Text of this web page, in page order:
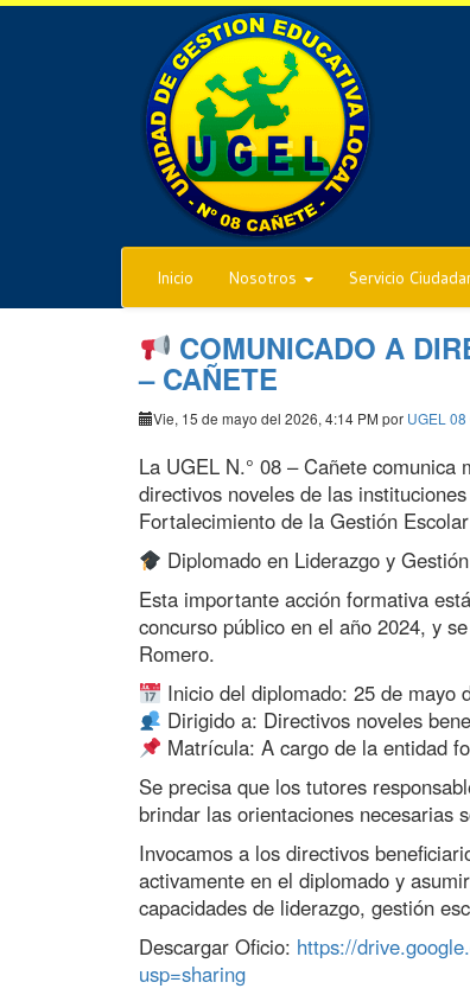
Inicio Nosotros Servicio
COMUNICADO A
– CAÑETE
Vie, 15 de mayo del 2026, 4:14 PM por UGEL
La UGEL N.° 08 – Cañete comunica
directivos noveles de las
Fortalecimiento de la Gestión
Diplomado en Liderazgo y
Esta importante acción formativa
concurso público en el año 2024, y
Romero.
Inicio del diplomado: 25 de mayo
Dirigido a: Directivos noveles
Matrícula: A cargo de la entidad
Se precisa que los tutores
brindar las orientaciones necesarias
Invocamos a los directivos
activamente en el diplomado y
capacidades de liderazgo, gestión
Descargar Oficio: https://
usp=sharing